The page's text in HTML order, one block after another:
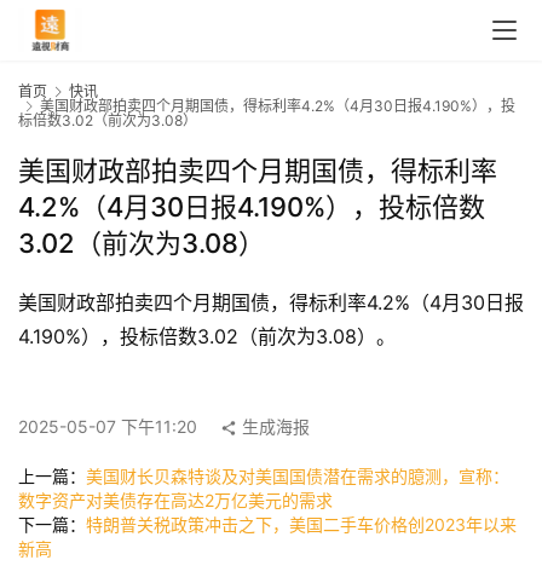
快
讯
首页
快讯
美国财政部拍卖四个月期国债，得标利率4.2%（4月30日报4.190%），投
标倍数3.02（前次为3.08）
美国财政部拍卖四个月期国债，得标利率
4.2%（4月30日报4.190%），投标倍数
3.02（前次为3.08）
美国财政部拍卖四个月期国债，得标利率4.2%（4月30日报
4.190%），投标倍数3.02（前次为3.08）。
2025-05-07 下午11:20 生成海报
上一篇： 美国财长贝森特谈及对美国国债潜在需求的臆测，宣称：
数字资产对美债存在高达2万亿美元的需求
下一篇： 特朗普关税政策冲击之下，美国二手车价格创2023年以来
新高